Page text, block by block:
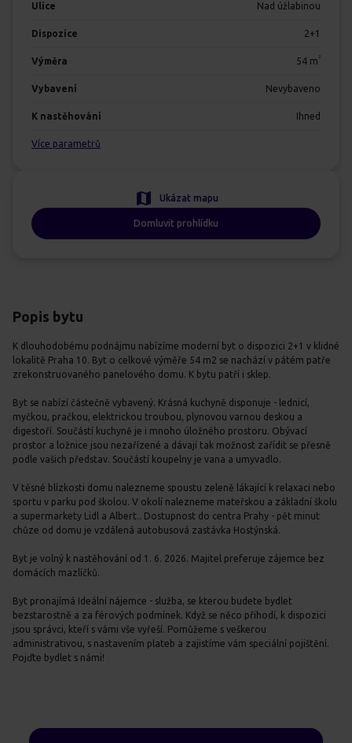
Ulice Nad úžlabinou
Dispozice 2+1
Výměra 54 m 2
Vybavení Nevybaveno
K nastěhování Ihned
Více parametrů
Ukázat mapu
Domluvit prohlídku
Popis bytu
K dlouhodobému podnájmu nabízíme moderní byt o dispozici 2+1 v klidné
lokalitě Praha 10. Byt o celkové výměře 54 m2 se nachází v pátém patře
zrekonstruovaného panelového domu. K bytu patří i sklep.
Byt se nabízí částečně vybavený. Krásná kuchyně disponuje - lednicí,
myčkou, pračkou, elektrickou troubou, plynovou varnou deskou a
digestoří. Součástí kuchyně je i mnoho úložného prostoru. Obývací
prostor a ložnice jsou nezařízené a dávají tak možnost zařídit se přesně
podle vašich představ. Součástí koupelny je vana a umyvadlo.
V těsné blízkosti domu nalezneme spoustu zeleně lákající k relaxaci nebo
sportu v parku pod školou. V okolí nalezneme mateřskou a základní školu
a supermarkety Lidl a Albert.. Dostupnost do centra Prahy - pět minut
chůze od domu je vzdálená autobusová zastávka Hostýnská.
Byt je volný k nastěhování od 1. 6. 2026. Majitel preferuje zájemce bez
domácích mazlíčků.
Byt pronajímá Ideální nájemce - služba, se kterou budete bydlet
bezstarostně a za férových podmínek. Když se něco přihodí, k dispozici
jsou správci, kteří s vámi vše vyřeší. Pomůžeme s veškerou
administrativou, s nastavením plateb a zajistíme vám speciální pojištění.
Pojďte bydlet s námi!